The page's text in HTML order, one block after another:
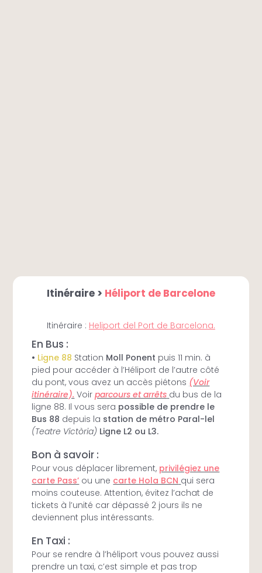
Itinéraire > Héliport de Barcelone
Itinéraire : Heliport del Port de Barcelona.
En Bus :
• Ligne 88 Station Moll Ponent puis 11 min. à
pied pour accéder à l’Héliport de l’autre côté
du pont, vous avez un accès piétons (Voir
itinéraire). Voirparcours et arrêts du bus de la
ligne 88. Il vous sera possible de prendre le
Bus 88 depuis la station de métro Paral-lel
(Teatre Victòria) Ligne L2 ou L3.
Bon à savoir :
Pour vous déplacer librement, privilégiez une
carte Pass’ ou une carte Hola BCN qui sera
moins couteuse. Attention, évitez l’achat de
tickets à l’unité car dépassé 2 jours ils ne
deviennent plus intéressants.
En Taxi :
Pour se rendre à l’héliport vous pouvez aussi
prendre un taxi, c’est simple et pas trop